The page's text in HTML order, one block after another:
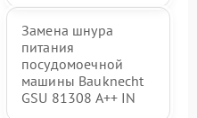
Замена шнура
питания
посудомоечной
машины Bauknecht
GSU 81308 A++ IN